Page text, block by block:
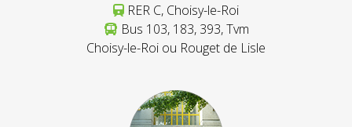
RER C, Choisy-le-Roi
Bus 103, 183, 393, Tvm
Choisy-le-Roi ou Rouget de Lisle